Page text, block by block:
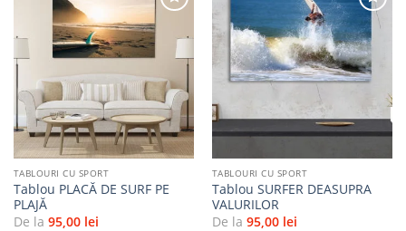
Adaugă
favorite
TABLOURI CU SPORT
Tablou PLACĂ DE SURF PE
PLAJĂ
De la 95,00 lei
Adaugă
la
favorite
TABLOURI CU SPORT
Tablou SURFER DEASUPRA
VALURILOR
De la 95,00 lei